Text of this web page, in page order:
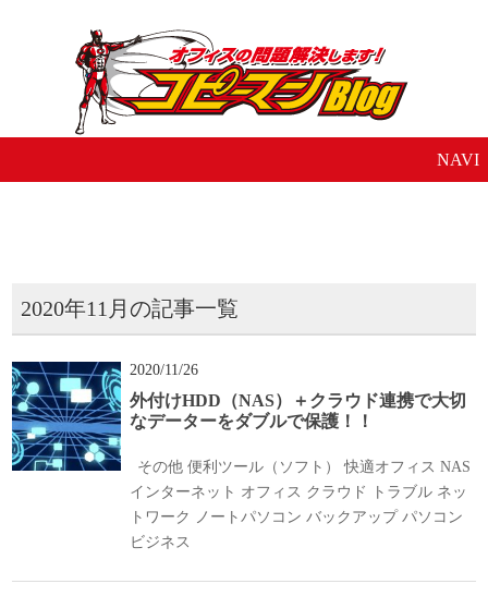
NAVI
2020年11月の記事一覧
2020/11/26
外付けHDD（NAS）＋クラウド連携で大切
なデーターをダブルで保護！！
その他 便利ツール（ソフト） 快適オフィス NAS
インターネット オフィス クラウド トラブル ネッ
トワーク
ノートパソコン バックアップ パソコン
ビジネス